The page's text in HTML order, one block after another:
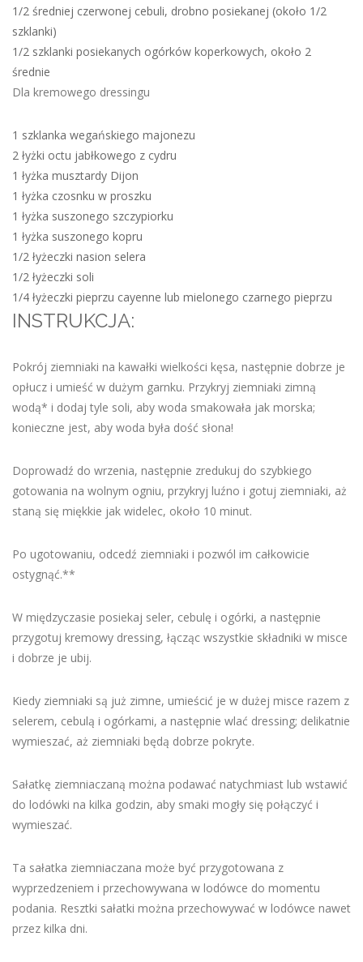
1/2 średniej czerwonej cebuli, drobno posiekanej (około 1/2
szklanki)
1/2 szklanki posiekanych ogórków koperkowych, około 2
średnie
Dla kremowego dressingu
1 szklanka wegańskiego majonezu
2 łyżki octu jabłkowego z cydru
1 łyżka musztardy Dijon
1 łyżka czosnku w proszku
1 łyżka suszonego szczypiorku
1 łyżka suszonego kopru
1/2 łyżeczki nasion selera
1/2 łyżeczki soli
1/4 łyżeczki pieprzu cayenne lub mielonego czarnego pieprzu
INSTRUKCJA:
Pokrój ziemniaki na kawałki wielkości kęsa, następnie dobrze je
opłucz i umieść w dużym garnku. Przykryj ziemniaki zimną
wodą* i dodaj tyle soli, aby woda smakowała jak morska;
konieczne jest, aby woda była dość słona!
Doprowadź do wrzenia, następnie zredukuj do szybkiego
gotowania na wolnym ogniu, przykryj luźno i gotuj ziemniaki, aż
staną się miękkie jak widelec, około 10 minut.
Po ugotowaniu, odcedź ziemniaki i pozwól im całkowicie
ostygnąć.**
W międzyczasie posiekaj seler, cebulę i ogórki, a następnie
przygotuj kremowy dressing, łącząc wszystkie składniki w misce
i dobrze je ubij.
Kiedy ziemniaki są już zimne, umieścić je w dużej misce razem z
selerem, cebulą i ogórkami, a następnie wlać dressing; delikatnie
wymieszać, aż ziemniaki będą dobrze pokryte.
Sałatkę ziemniaczaną można podawać natychmiast lub wstawić
do lodówki na kilka godzin, aby smaki mogły się połączyć i
wymieszać.
Ta sałatka ziemniaczana może być przygotowana z
wyprzedzeniem i przechowywana w lodówce do momentu
podania. Resztki sałatki można przechowywać w lodówce nawet
przez kilka dni.